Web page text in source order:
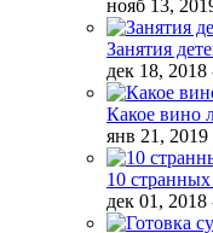
нояб 13,
Занятия
дек 18, 2018
Какое вино
янв 21, 2019
10
дек 01, 2018